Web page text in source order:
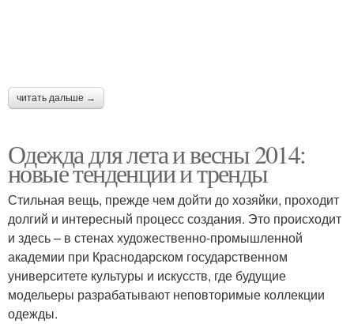
читать дальше →
Одежда для лета и весны 2014:
новые тенденции и тренды
Стильная вещь, прежде чем дойти до хозяйки, проходит
долгий и интересный процесс создания. Это происходит
и здесь – в стенах художественно-промышленной
академии при Краснодарском государственном
университете культуры и искусств, где будущие
модельеры разрабатывают неповторимые коллекции
одежды.